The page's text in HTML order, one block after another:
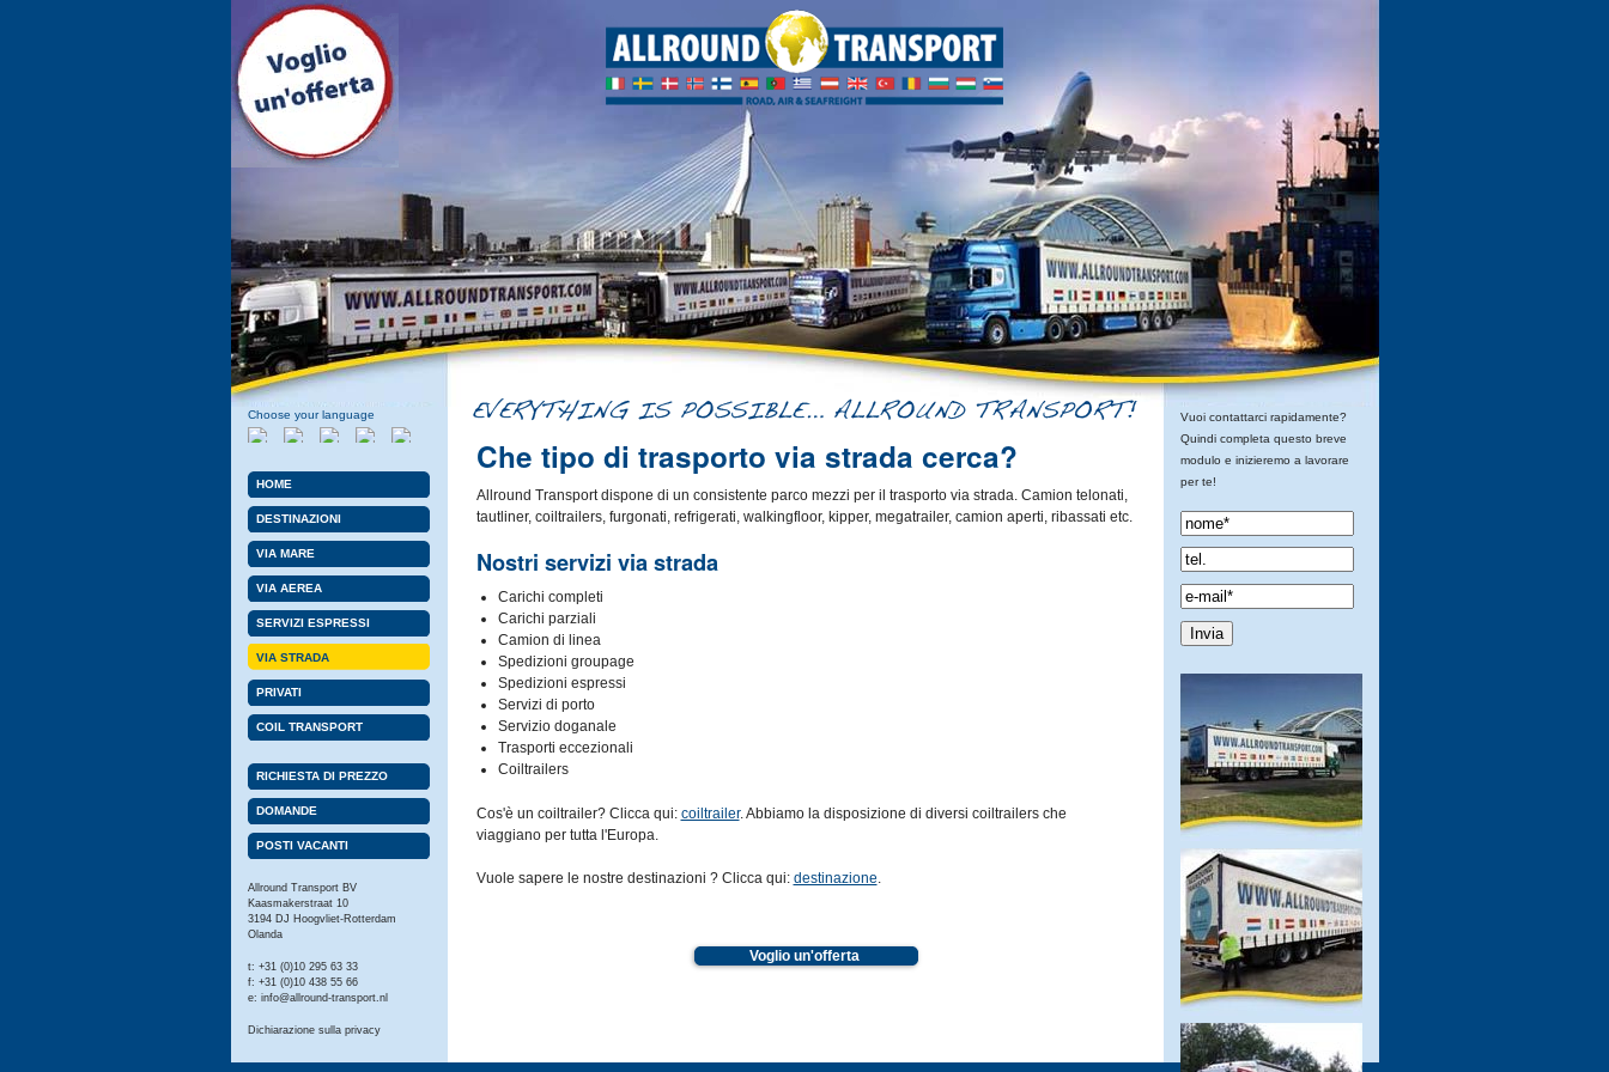
Choose your language
Che tipo di trasporto via strada cerca?
Allround Transport dispone di un consistente parco mezzi per il trasporto via strada. Camion telonati,
tautliner, coiltrailers, furgonati, refrigerati, walkingfloor, kipper, megatrailer, camion aperti, ribassati etc.
Nostri servizi via strada
Carichi completi
Carichi parziali
Camion di linea
Spedizioni groupage
Spedizioni espressi
Servizi di porto
Servizio doganale
Trasporti eccezionali
Coiltrailers
Cos'è un coiltrailer? Clicca qui: coiltrailer. Abbiamo la disposizione di diversi coiltrailers che
viaggiano per tutta l'Europa.
Vuole sapere le nostre destinazioni ? Clicca qui: destinazione.
Voglio un'offerta
Vuoi contattarci rapidamente?
Quindi completa questo breve
modulo e inizieremo a lavorare
per te!
Spamcheck:
HOME
DESTINAZIONI
VIA MARE
VIA AEREA
SERVIZI ESPRESSI
VIA STRADA
PRIVATI
COIL TRANSPORT
RICHIESTA DI PREZZO
DOMANDE
POSTI VACANTI
Allround Transport BV
Kaasmakerstraat 10
3194 DJ Hoogvliet-Rotterdam
Olanda
t: +31 (0)10 295 63 33
f: +31 (0)10 438 55 66
e: info@allround-transport.nl
Dichiarazione sulla privacy